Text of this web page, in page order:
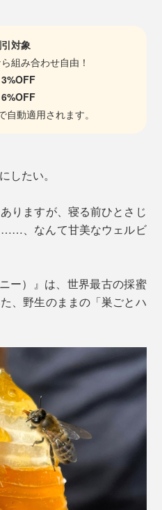
対象
組み合わせ自由！
3%OFF
6%OFF
自動適用されます。
したい。
りますが、寝る前ひとさじ
、なんて甘美なウェルビ
ー）』は、世界最古の採蜜
、野生のままの「巣ごとハ